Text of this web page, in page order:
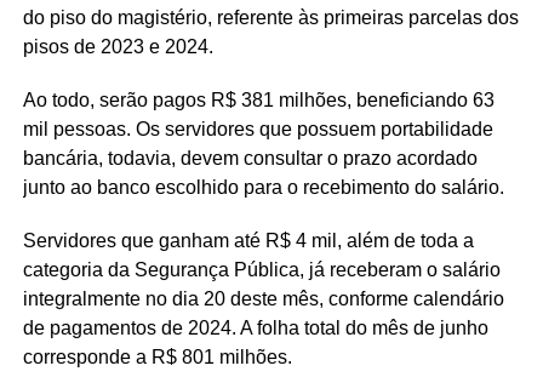
do piso do magistério, referente às primeiras parcelas dos
pisos de 2023 e 2024.
Ao todo, serão pagos R$ 381 milhões, beneficiando 63
mil pessoas. Os servidores que possuem portabilidade
bancária, todavia, devem consultar o prazo acordado
junto ao banco escolhido para o recebimento do salário.
Servidores que ganham até R$ 4 mil, além de toda a
categoria da Segurança Pública, já receberam o salário
integralmente no dia 20 deste mês, conforme calendário
de pagamentos de 2024. A folha total do mês de junho
corresponde a R$ 801 milhões.